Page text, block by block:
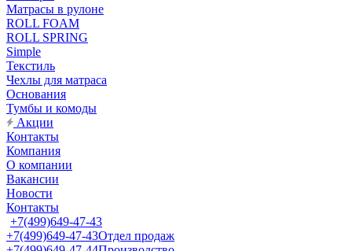
Матрасы в рулоне
ROLL FOAM
ROLL SPRING
Simple
Текстиль
Чехлы для матраса
Основания
Тумбы и комоды
Акции
Контакты
Компания
О компании
Вакансии
Новости
Контакты
+7(499)649-47-43
+7(499)649-47-43Отдел продаж